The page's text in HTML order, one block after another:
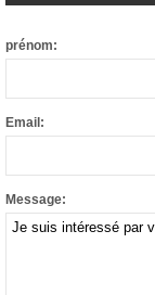
prénom:
Email:
Message: